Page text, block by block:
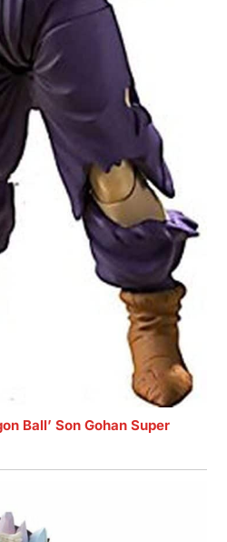
Ball’ Son Gohan Super